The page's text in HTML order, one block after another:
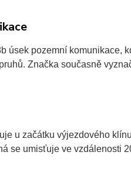
úsek pozemní komunikace,
Značka současně
u začátku výjezdového
se umisťuje ve vzdálenosti